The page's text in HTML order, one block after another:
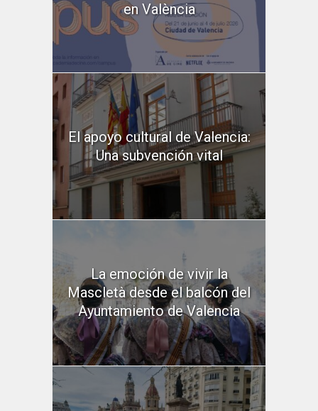
en València
El apoyo cultural de Valencia:
Una subvención vital
La emoción de vivir la
Mascletà desde el balcón del
Ayuntamiento de Valencia